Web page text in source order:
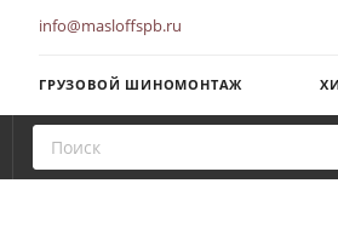
info@masloffspb.ru
ГРУЗОВОЙ ШИНОМОНТАЖ